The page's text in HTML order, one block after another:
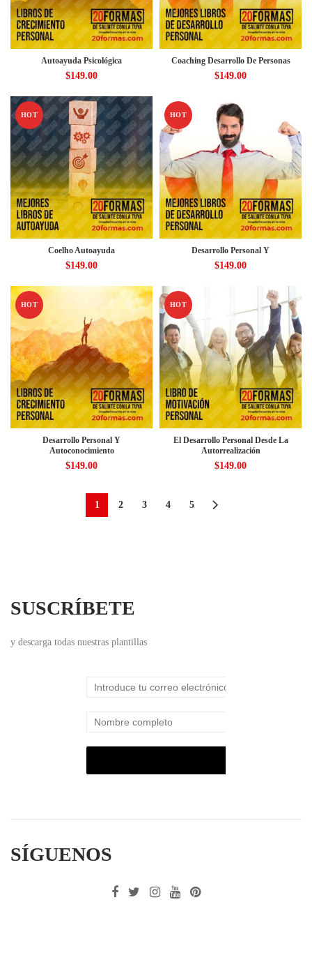
Autoayuda Psicológica
$149.00
Coaching Desarrollo De Personas
$149.00
HOT
Coelho Autoayuda
$149.00
HOT
Desarrollo Personal Y
$149.00
HOT
Desarrollo Personal Y
Autoconocimiento
$149.00
HOT
El Desarrollo Personal Desde La
Autorrealización
$149.00
1 2 3 4 5
SUSCRÍBETE
y descarga todas nuestras plantillas
SÍGUENOS